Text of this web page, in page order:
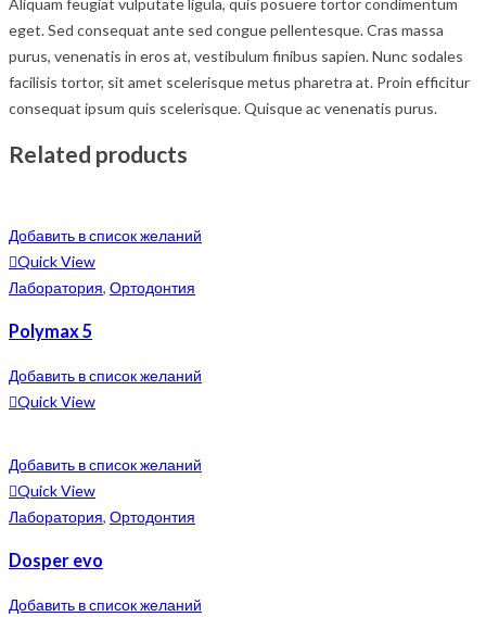
Aliquam feugiat vulputate ligula, quis posuere tortor condimentum
eget. Sed consequat ante sed congue pellentesque. Cras massa
purus, venenatis in eros at, vestibulum finibus sapien. Nunc sodales
facilisis tortor, sit amet scelerisque metus pharetra at. Proin efficitur
consequat ipsum quis scelerisque. Quisque ac venenatis purus.
Related products
Добавить в список желаний
Quick View
Лаборатория, Ортодонтия
Polymax 5
Добавить в список желаний
Quick View
Добавить в список желаний
Quick View
Лаборатория, Ортодонтия
Dosper evo
Добавить в список желаний